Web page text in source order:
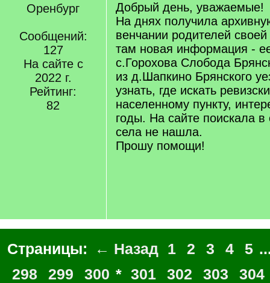
Оренбург
Сообщений:
127
На сайте с
2022 г.
Рейтинг:
82
Добрый день, уважаемые!
На днях получила
венчании родителей
там новая информация -
с.Горохова Слобода
из д.Шапкино Брянского
узнать, где искать
населенному пункту,
годы. На сайте поискала в
села не нашла.
Прошу помощи!
Страницы: ← Назад 1 2 3 4 5
298
299 300 * 301 302 303 304